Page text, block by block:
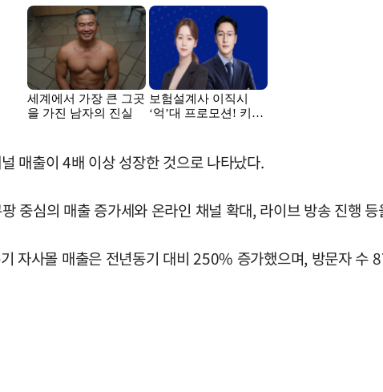
매출이 4배 이상 성장한 것으로 나타났다.
중심의 매출 증가세와 온라인 채널 확대, 라이브 방송 진행
자사몰 매출은 전년동기 대비 250% 증가했으며, 방문자